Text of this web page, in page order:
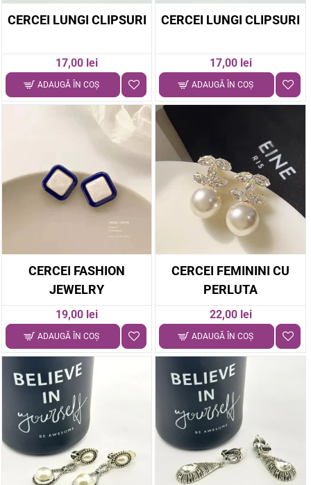
CERCEI LUNGI CLIPSURI
17,00 lei
ADAUGĂ ÎN COŞ
CERCEI LUNGI CLIPSURI
17,00 lei
ADAUGĂ ÎN COŞ
CERCEI FASHION
JEWELRY
19,00 lei
ADAUGĂ ÎN COŞ
CERCEI FEMININI CU
PERLUTA
22,00 lei
ADAUGĂ ÎN COŞ